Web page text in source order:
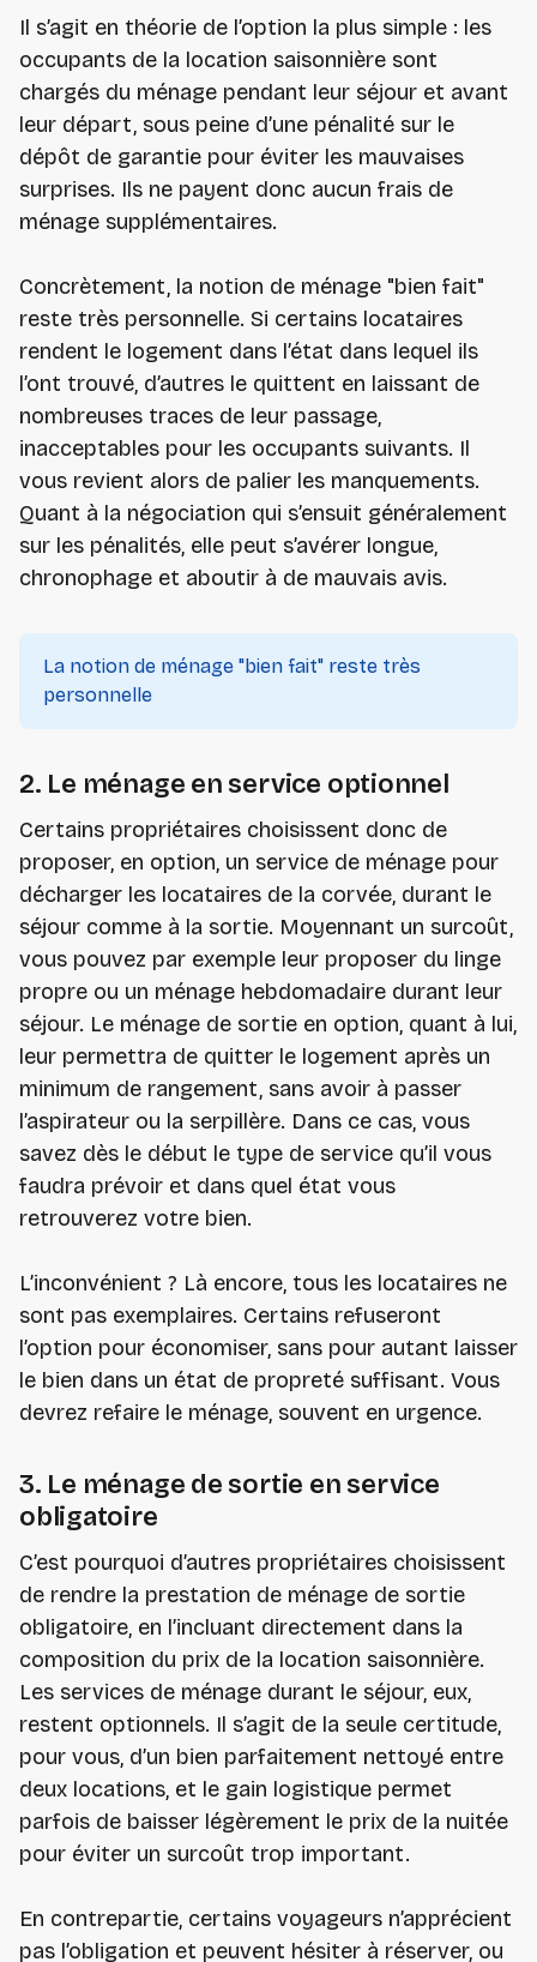
Il s’agit en théorie de l’option la plus simple : les
occupants de la location saisonnière sont
chargés du ménage pendant leur séjour et avant
leur départ, sous peine d’une pénalité sur le
dépôt de garantie pour éviter les mauvaises
surprises. Ils ne payent donc aucun frais de
ménage supplémentaires.
Concrètement, la notion de ménage "bien fait"
reste très personnelle. Si certains locataires
rendent le logement dans l’état dans lequel ils
l’ont trouvé, d’autres le quittent en laissant de
nombreuses traces de leur passage,
inacceptables pour les occupants suivants. Il
vous revient alors de palier les manquements.
Quant à la négociation qui s’ensuit généralement
sur les pénalités, elle peut s’avérer longue,
chronophage et aboutir à de mauvais avis.
La notion de ménage "bien fait" reste très
personnelle
2. Le ménage en service optionnel
Certains propriétaires choisissent donc de
proposer, en option, un service de ménage pour
décharger les locataires de la corvée, durant le
séjour comme à la sortie. Moyennant un surcoût,
vous pouvez par exemple leur proposer du linge
propre ou un ménage hebdomadaire durant leur
séjour. Le ménage de sortie en option, quant à lui,
leur permettra de quitter le logement après un
minimum de rangement, sans avoir à passer
l’aspirateur ou la serpillère. Dans ce cas, vous
savez dès le début le type de service qu’il vous
faudra prévoir et dans quel état vous
retrouverez votre bien.
L’inconvénient ? Là encore, tous les locataires ne
sont pas exemplaires. Certains refuseront
l’option pour économiser, sans pour autant laisser
le bien dans un état de propreté suffisant. Vous
devrez refaire le ménage, souvent en urgence.
3. Le ménage de sortie en service
obligatoire
C’est pourquoi d’autres propriétaires choisissent
de rendre la prestation de ménage de sortie
obligatoire, en l’incluant directement dans la
composition du prix de la location saisonnière.
Les services de ménage durant le séjour, eux,
restent optionnels. Il s’agit de la seule certitude,
pour vous, d’un bien parfaitement nettoyé entre
deux locations, et le gain logistique permet
parfois de baisser légèrement le prix de la nuitée
pour éviter un surcoût trop important.
En contrepartie, certains voyageurs n’apprécient
pas l’obligation et peuvent hésiter à réserver, ou